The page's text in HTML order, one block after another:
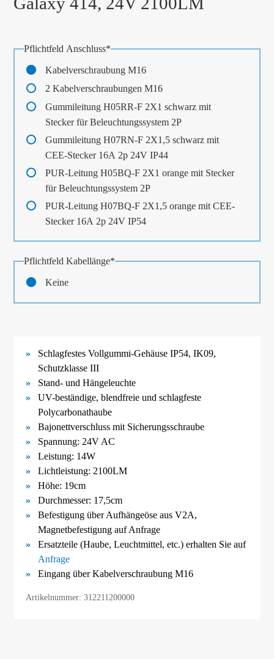
Pflichtfeld Anschluss*
Kabelverschraubung M16
2 Kabelverschraubungen M16
Gummileitung H05RR-F 2X1 schwarz mit
Stecker für Beleuchtungssystem 2P
Gummileitung H07RN-F 2X1,5 schwarz mit
CEE-Stecker 16A 2p 24V IP44
PUR-Leitung H05BQ-F 2X1 orange mit Stecker
für Beleuchtungssystem 2P
PUR-Leitung H07BQ-F 2X1,5 orange mit CEE-
Stecker 16A 2p 24V IP54
PflichtfeldKabellänge*
Keine
Schlagfestes Vollgummi-Gehäuse IP54, IK09,
Schutzklasse III
Stand- und Hängeleuchte
UV-beständige, blendfreie und schlagfeste
Polycarbonathaube
Bajonettverschluss mit Sicherungsschraube
Spannung: 24V AC
Leistung: 14W
Lichtleistung: 2100LM
Höhe: 19cm
Durchmesser: 17,5cm
Befestigung über Aufhängeöse aus V2A,
Magnetbefestigung auf Anfrage
Ersatzteile (Haube, Leuchtmittel, etc.) erhalten Sie auf
Anfrage
Eingang über Kabelverschraubung M16
Artikelnummer: 312211200000